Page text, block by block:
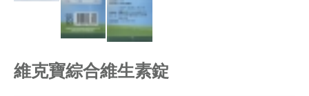
維克寶綜合維生素錠